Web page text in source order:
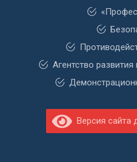
Агентство
Версия сайта